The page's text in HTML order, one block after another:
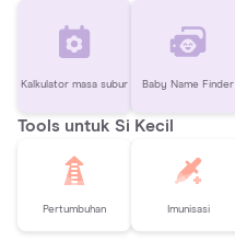
Kalkulator masa subur Baby Name Finder
Tools untuk Si Kecil
Pertumbuhan Imunisasi